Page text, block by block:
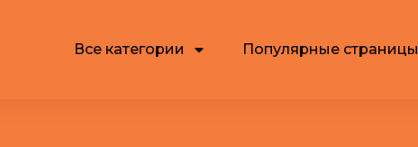
Все категории Популярные страницы